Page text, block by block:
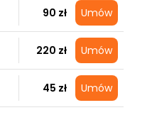
90 zł Umów
220 zł Umów
45 zł Umów